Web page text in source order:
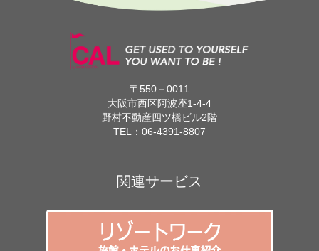
〒550－0011
大阪市西区阿波座1-4-4
野村不動産四ツ橋ビル2階
TEL： 06-4391-8807
関連サービス